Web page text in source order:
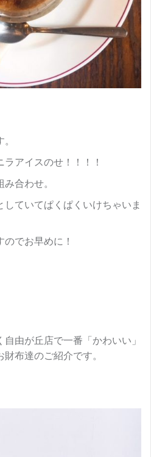
アイスのせ！！！！
合わせ。
ていてぱくぱくいけちゃいま
でお早めに！
由が丘店で一番「かわいい」
布達のご紹介です。